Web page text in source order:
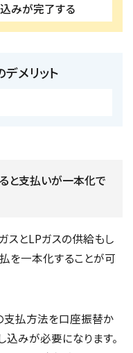
みが完了する
メリット
と支払いが一本化で
スとLPガスの供給もし
を一本化することが可
支払方法を口座振替か
込みが必要になります。